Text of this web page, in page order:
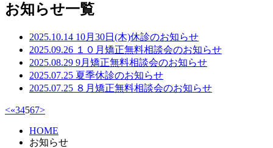
お知らせ一覧
2025.10.14 10月30日(木)休診のお知らせ
2025.09.26 １０月矯正無料相談会のお知らせ
2025.08.29 9月矯正無料相談会のお知らせ
2025.07.25 夏季休診のお知らせ
2025.07.25 ８月矯正無料相談会のお知らせ
<«34567>
HOME
お知らせ